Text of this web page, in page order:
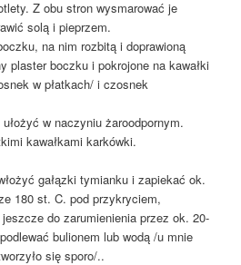
Z obu stron wysmarować je
solą i pieprzem.
na nim rozbitą i doprawioną
plaster boczku i pokrojone na kawałki
w płatkach/ i czosnek
w naczyniu żaroodpornym.
kawałkami karkówki.
gałązki tymianku i zapiekać ok.
180 st. C. pod przykryciem,
do zarumienienia przez ok. 20-
bulionem lub wodą /u mnie
się sporo/..